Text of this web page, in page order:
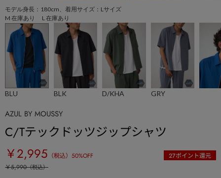
モデル身長：180cm、着用サイズ：Lサイズ
M 在庫あり L 在庫あり
BLU BLK D/KHA GRY
AZUL BY MOUSSY
C/Tテックドッツジップシャツ
￥2,995 （税込） 50%OFF 27ポイント還元
￥5,990（税込）